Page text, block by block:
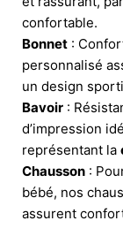
confortable.
Bonnet :
personnalisé
un design
Bavoir :
d’impression
représentant la
Chausson :
bébé, nos
assurent